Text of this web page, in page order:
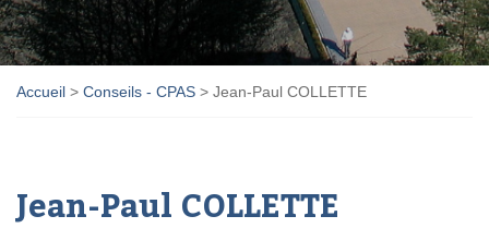
Accueil > Conseils - CPAS > Jean-Paul COLLETTE
Jean-Paul COLLETTE